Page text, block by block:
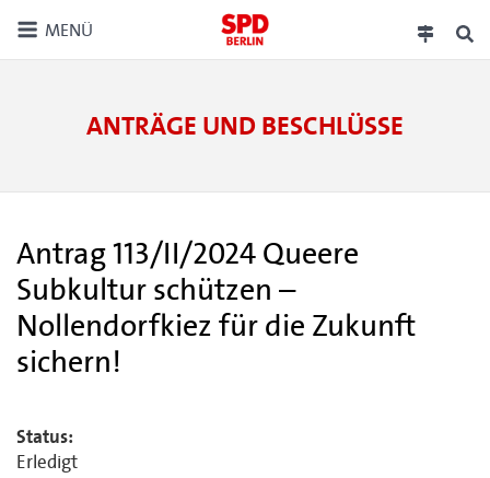
MENÜ
ANTRÄGE UND BESCHLÜSSE
Antrag 113/II/2024 Queere
Subkultur schützen –
Nollendorfkiez für die Zukunft
sichern!
Status:
Erledigt